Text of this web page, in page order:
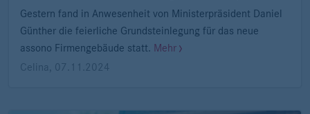
Gestern fand in Anwesenheit von Ministerpräsident Daniel
Günther die feierliche Grundsteinlegung für das neue
assono Firmengebäude statt. Mehr
Celina
07.11.2024